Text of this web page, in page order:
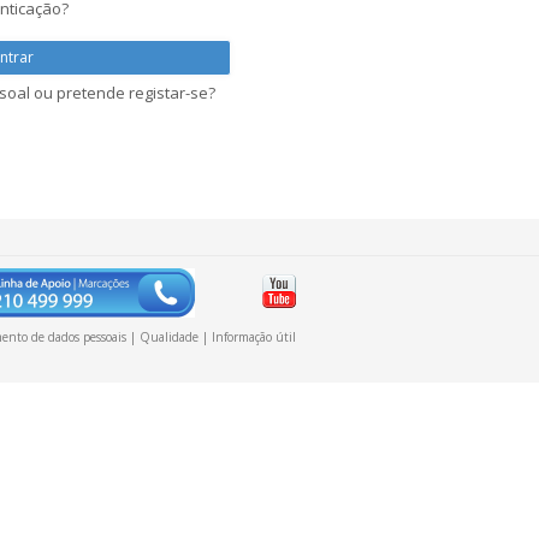
ou pretende registar-se?
de dados pessoais| Qualidade| Informação útil